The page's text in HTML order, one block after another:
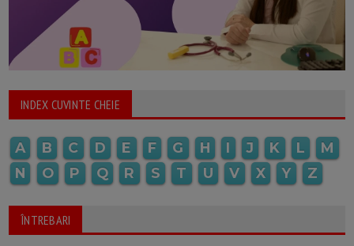
INDEX CUVINTE CHEIE
A B C D E F G H I J K L
M
N
O P Q R S T U V X Y Z
ÎNTREBARI